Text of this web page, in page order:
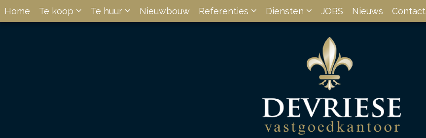
Home Te koop Te huur Nieuwbouw Referenties Diensten JOBS Nieuws Contact